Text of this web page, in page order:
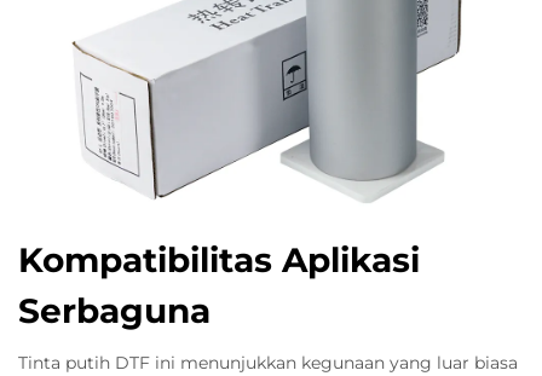
Kompatibilitas Aplikasi
Serbaguna
Tinta putih DTF ini menunjukkan kegunaan yang luar biasa